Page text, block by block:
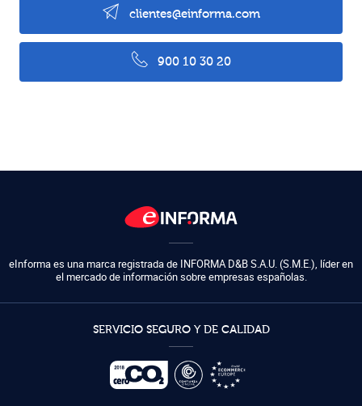
clientes@einforma.com
900 10 30 20
eInforma es una marca registrada de INFORMA D&B S.A.U. (S.M.E.), líder en
el mercado de información sobre empresas españolas.
SERVICIO SEGURO Y DE CALIDAD